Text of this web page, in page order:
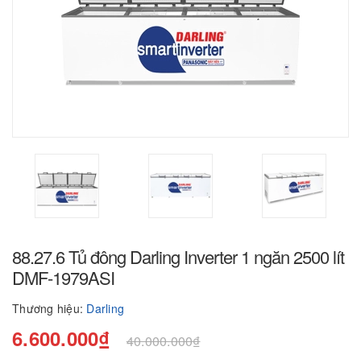
88.27.6 Tủ đông Darling Inverter 1 ngăn 2500 lít
DMF-1979ASI
Thương hiệu: Darling
6.600.000₫ 40.000.000₫